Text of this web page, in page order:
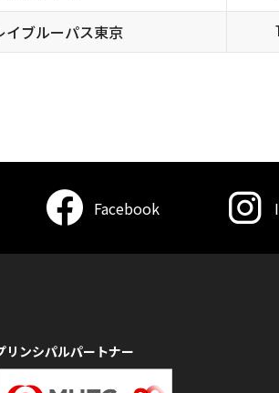
イブルーパス東京
Facebook
リンシパルパートナー